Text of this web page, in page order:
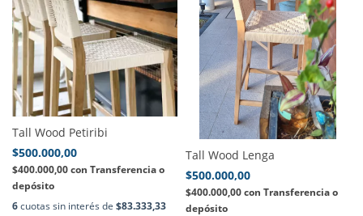
Tall Wood Petiribi
$500.000,00
$400.000,00con Transferencia o
depósito
6cuotas sin interés de $83.333,33
Tall Wood Lenga
$500.000,00
$400.000,00con Transferencia o
depósito